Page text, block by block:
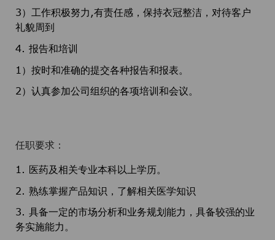
3）工作积极努力,有责任感，保持衣冠整洁，对待客户
礼貌周到
4. 报告和培训
1）按时和准确的提交各种报告和报表。
2）认真参加公司组织的各项培训和会议。
任职要求：
1. 医药及相关专业本科以上学历。
2. 熟练掌握产品知识，了解相关医学知识
3. 具备一定的市场分析和业务规划能力，具备较强的业
务实施能力。